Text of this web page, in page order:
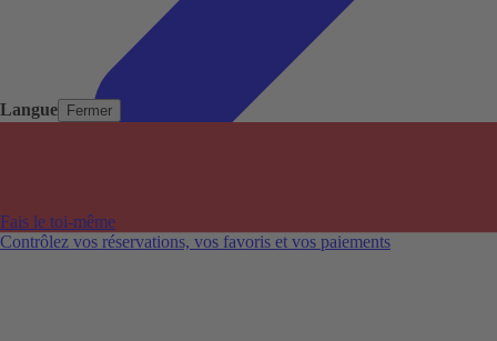
Langue Fermer
Fais le toi-même
Contrôlez vos réservations, vos favoris et vos paiements
Aéroports populaires
Villes populaires
Australie